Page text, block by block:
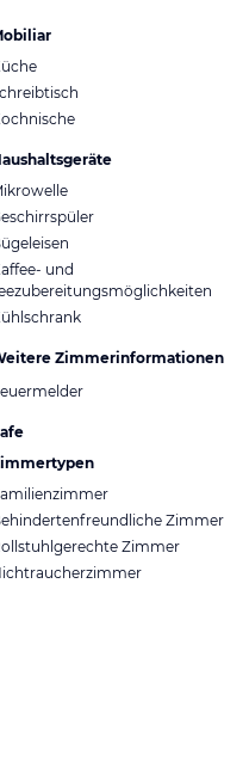
und
Zimmerinformationen
Zimmer
Zimmer